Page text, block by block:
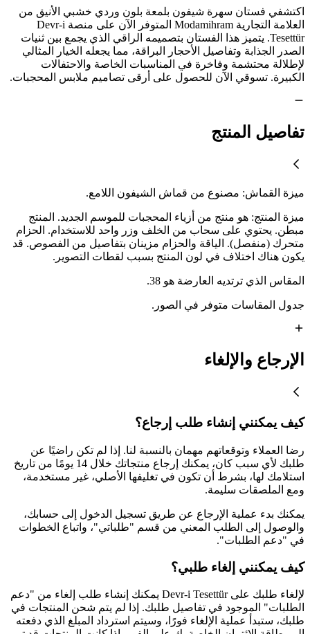
اكتشفي فستان سهرة شيفون بلمعة بلون وردي خشبي الأنيق من
العلامة التجارية Modamihram المتوفر الآن على منصة Devr-i
Tesettür. يتميز هذا الفستان بتصميمه الراقي الذي يجمع بين ثنيات
الصدر الجذابة وتفاصيل الأحجار البراقة، مما يجعله الخيار المثالي
لإطلالة محتشمة وفاخرة في المناسبات الخاصة والاحتفالات
الكبيرة. تسوقي الآن للحصول على أرقى تصاميم ملابس المحجبات.
تفاصيل المنتج
ميزة القماش: مصنوع من قماش الشيفون اللامع.
ميزة المنتج: هو منتج من أزياء المحجبات للموسم الجديد. المنتج
مبطن. يحتوي على سحاب من الخلف وزر واحد للاستخدام. الحزام
متحرك (منفصل). الياقة والحزام مزينان بتفاصيل من الفصوص. قد
يكون هناك اختلاف في لون المنتج بسبب لقطات التصوير.
المقاس الذي ترتديه العارضة هو 38.
جدول المقاسات متوفر في الصور.
الإرجاع والإلغاء
كيف يمكنني إنشاء طلب إرجاع؟
رضا العملاء وتوقعاتهم مهمان بالنسبة لنا. إذا لم تكن راضيًا عن
طلبك لأي سبب كان، يمكنك إرجاع منتجاتك خلال 14 يومًا من تاريخ
استلامك لها، بشرط أن تكون في تغليفها الأصلي، غير مستخدمة،
ومع الملصقات سليمة.
يمكنك بدء عملية الإرجاع عن طريق تسجيل الدخول إلى حسابك،
والوصول إلى الطلب المعني من قسم "طلباتي"، واتباع الخطوات
في "دعم الطلبات".
كيف يمكنني إلغاء طلبي؟
لإلغاء طلبك على Devr-i Tesettür يمكنك إنشاء طلب إلغاء من "دعم
الطلبات" الموجود في تفاصيل طلبك. إذا لم يتم شحن المنتجات في
طلبك، ستبدأ عملية الإلغاء فورًا، وسيتم استرداد المبلغ الذي دفعته